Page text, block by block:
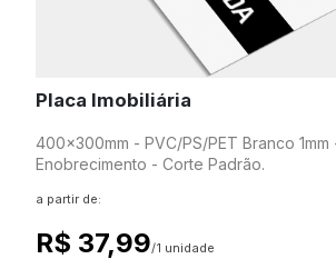
Placa Imobiliária
400x300mm - PVC/PS/PET Branco
Enobrecimento - Corte Padrão.
a partir de:
R$ 37,99/1 unidade